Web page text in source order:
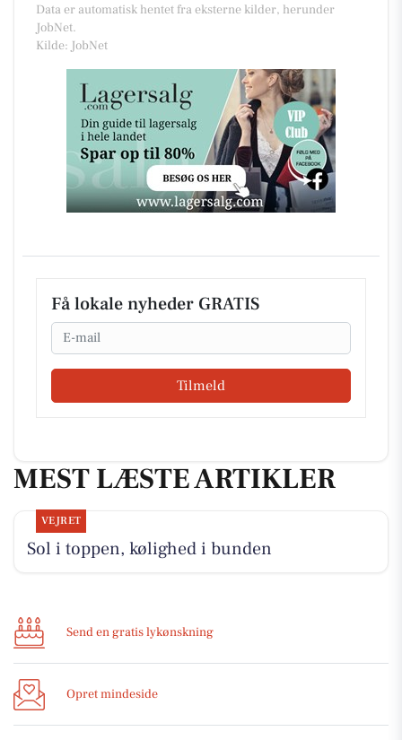
Data er automatisk hentet fra eksterne kilder, herunder
JobNet.
Kilde: JobNet
Få lokale nyheder GRATIS
Email
Tilmeld
MEST LÆSTE ARTIKLER
VEJRET
Sol i toppen, kølighed i bunden
Send en gratis lykønskning
Opret mindeside